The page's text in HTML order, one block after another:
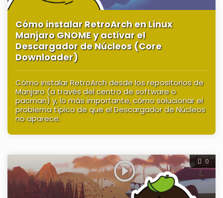
Cómo instalar RetroArch en Linux
Manjaro GNOME y activar el
Descargador de Núcleos (Core
Downloader)
Cómo instalar RetroArch desde los repositorios de
Manjaro (a través del centro de software o
pacman) y, lo más importante, cómo solucionar el
problema típico de que el Descargador de Núcleos
no aparece.
0